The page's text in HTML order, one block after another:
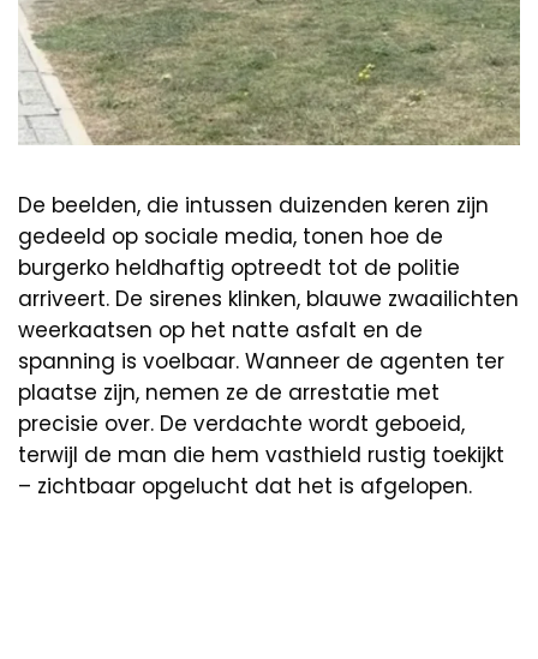
De beelden, die intussen duizenden keren zijn
gedeeld op sociale media, tonen hoe de
burgerko heldhaftig optreedt tot de politie
arriveert. De sirenes klinken, blauwe zwaailichten
weerkaatsen op het natte asfalt en de
spanning is voelbaar. Wanneer de agenten ter
plaatse zijn, nemen ze de arrestatie met
precisie over. De verdachte wordt geboeid,
terwijl de man die hem vasthield rustig toekijkt
– zichtbaar opgelucht dat het is afgelopen.